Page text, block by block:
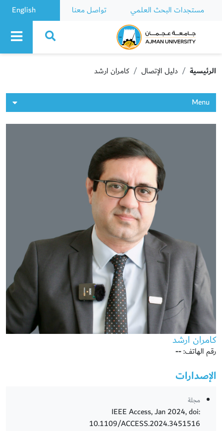
مستجدات البحث العلمي تواصل معنا English
Ajman University
الرئيسية دليل الإتصال كامران ارشد
Menu
كامران ارشد
رقم الهاتف:--
الإصدارات
مجلة
IEEE Access, Jan 2024, doi:
10.1109/ACCESS.2024.3451516